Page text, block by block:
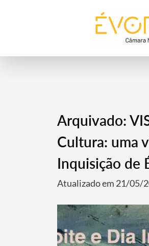
Arquivado:
Cultura: uma
Inquisição de
Atualizado em 21/05/